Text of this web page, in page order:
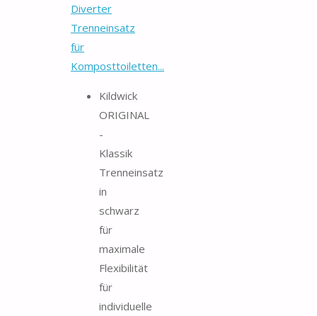
Diverter
Trenneinsatz
für
Komposttoiletten...
Kildwick
ORIGINAL
-
Klassik
Trenneinsatz
in
schwarz
für
maximale
Flexibilität
für
individuelle